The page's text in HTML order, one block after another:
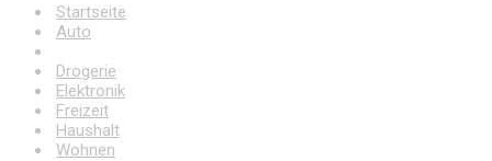
Startseite
Auto
Drogerie
Elektronik
Freizeit
Haushalt
Wohnen